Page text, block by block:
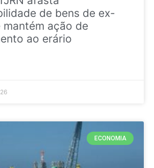
de bens de ex-
ação de
ao erário
ECONOMIA